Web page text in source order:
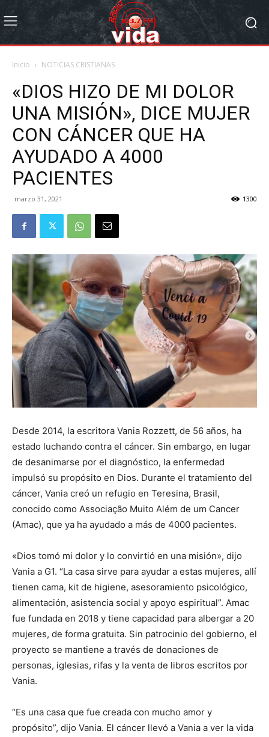
Inicio NOTICIAS CRISTIANAS
«DIOS HIZO DE MI DOLOR
UNA MISIÓN», DICE MUJER
CON CÁNCER QUE HA
AYUDADO A 4000
PACIENTES
marzo 31, 2021 1300
Desde 2014, la escritora Vania Rozzett, de 56 años, ha
estado luchando contra el cáncer. Sin embargo, en lugar
de desanimarse por el diagnóstico, la enfermedad
impulsó su propósito en Dios. Durante el tratamiento del
cáncer, Vania creó un refugio en Teresina, Brasil,
conocido como Associação Muito Além de um Cancer
(Amac), que ya ha ayudado a más de 4000 pacientes.
«Dios tomó mi dolor y lo convirtió en una misión», dijo
Vania a G1. “La casa sirve para ayudar a estas mujeres, allí
tienen cama, kit de higiene, asesoramiento psicológico,
alimentación, asistencia social y apoyo espiritual”. Amac
fue fundada en 2018 y tiene capacidad para albergar a 20
mujeres, de forma gratuita. Sin patrocinio del gobierno, el
proyecto se mantiene a través de donaciones de
personas, iglesias, rifas y la venta de libros escritos por
Vania.
“Es una casa que fue creada con mucho amor y
propósito”, dijo Vania. El cáncer llevó a Vania a ver la vida